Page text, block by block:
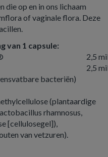
die op en in ons lichaam
of vaginale flora. Deze
van 1 capsule:
2,5
2,5
bacteriën)
(plantaardige
rhamnosus,
[cellulosegel]),
van vetzuren).